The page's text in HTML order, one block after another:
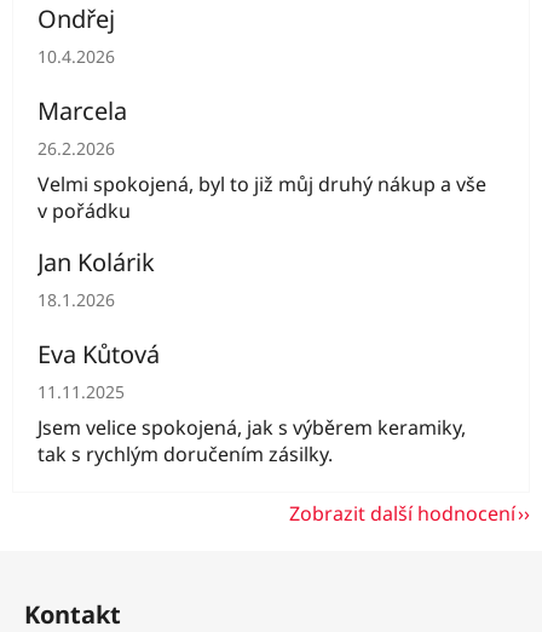
Ondřej
Hodnocení obchodu je 5 z 5 hvězdiček.
10.4.2026
Marcela
Hodnocení obchodu je 5 z 5 hvězdiček.
26.2.2026
Velmi spokojená, byl to již můj druhý nákup a vše
v pořádku
Jan Kolárik
Hodnocení obchodu je 5 z 5 hvězdiček.
18.1.2026
Eva Kůtová
Hodnocení obchodu je 5 z 5 hvězdiček.
11.11.2025
Jsem velice spokojená, jak s výběrem keramiky,
tak s rychlým doručením zásilky.
Zobrazit další hodnocení
Kontakt